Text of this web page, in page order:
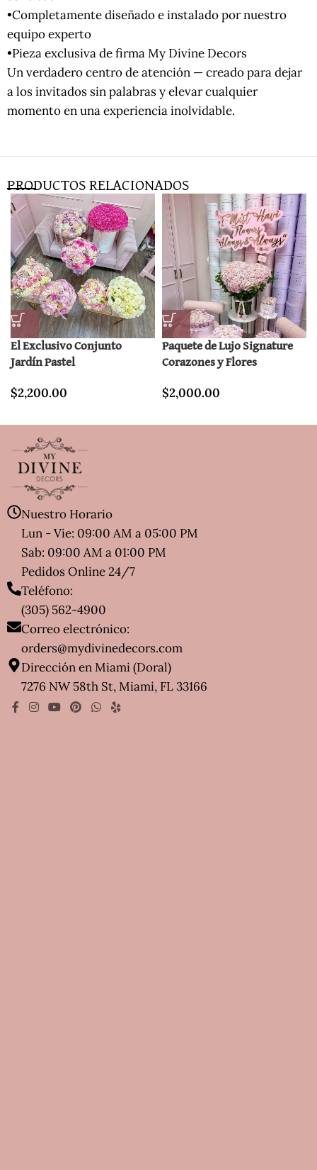
•Completamente diseñado e instalado por nuestro
equipo experto
•Pieza exclusiva de firma My Divine Decors
Un verdadero centro de atención — creado para dejar
a los invitados sin palabras y elevar cualquier
momento en una experiencia inolvidable.
PRODUCTOS RELACIONADOS
El Exclusivo Conjunto
Jardín Pastel
$2,200.00
Paquete de Lujo Signature
Corazones y Flores
$2,000.00
Nuestro Horario
Lun - Vie: 09:00 AM a 05:00 PM
Sab: 09:00 AM a 01:00 PM
Pedidos Online 24/7
Teléfono:
(305) 562-4900
Correo electrónico:
orders@mydivinedecors.com
Dirección en Miami (Doral)
7276 NW 58th St, Miami, FL 33166